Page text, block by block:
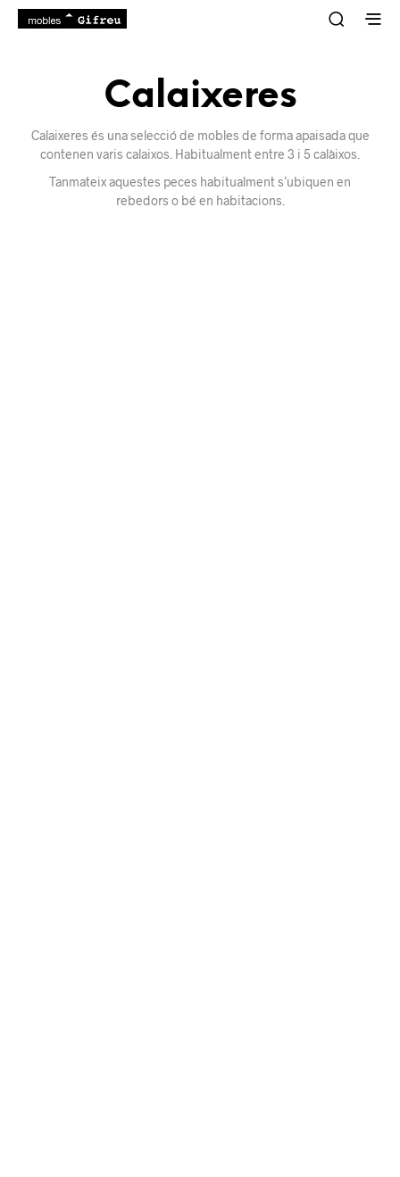
Calaixeres
Calaixeres és una selecció de mobles de forma apaisada que
contenen varis calaixos. Habitualment entre 3 i 5 calàixos.
Tanmateix aquestes peces habitualment s’ubiquen en
rebedors o bé en habitacions.